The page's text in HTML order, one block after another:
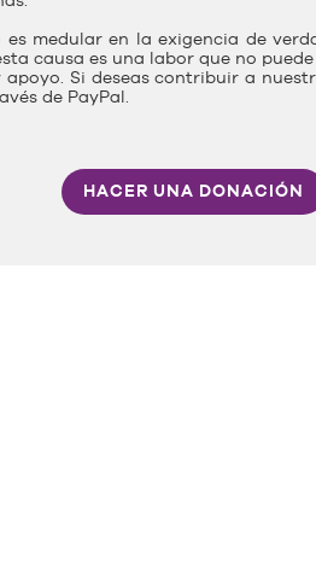
es medular en la exigencia de
causa es una labor que no
Si deseas contribuir a
de PayPal.
HACER UNA DONACIÓN